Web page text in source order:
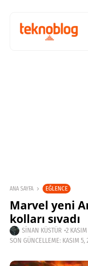
ANA SAYFA EĞLENCE
Marvel yeni
kolları sıvadı
SINAN KÜSTÜR 2
SON GÜNCELLEME: KASIM 5,